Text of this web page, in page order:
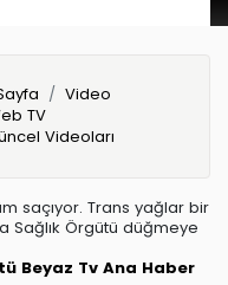
Video
TV
Videoları
saçıyor. Trans yağlar bir
Sağlık Örgütü düğmeye
Beyaz Tv Ana Haber